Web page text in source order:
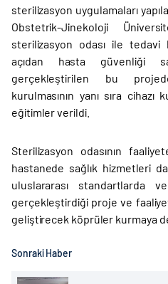
sterilizasyon uygulamaları
Obstetrik-Jinekoloji
sterilizasyon odası ile tedavi
açıdan hasta güvenliği
gerçekleştirilen bu
kurulmasının yanı sıra
eğitimler verildi.
Sterilizasyon odasının
hastanede sağlık hizmetleri
uluslararası standartlarda
gerçekleştirdiği proje ve
geliştirecek köprüler kurmaya
Sonraki Haber